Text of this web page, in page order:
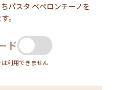
パスタ ペペロンチーノを
。
ド
利用できません